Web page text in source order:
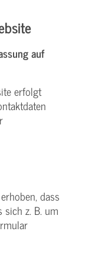
auf
erfolgt
dass
sich z. B. um